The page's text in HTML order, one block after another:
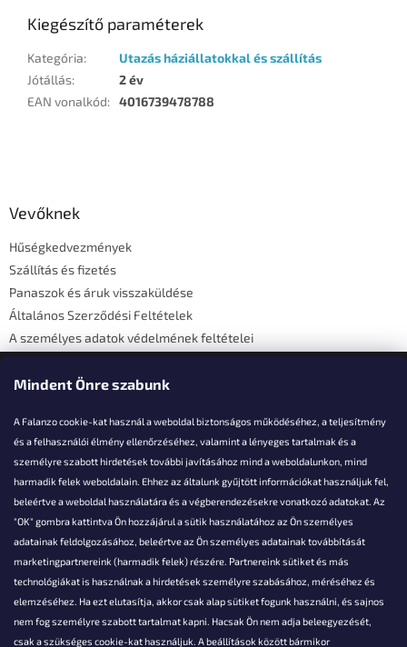
Mindent Önre szabunk
A Falanzo cookie-kat használ a weboldal biztonságos működéséhez, a teljesítmény
és a felhasználói élmény ellenőrzéséhez, valamint a lényeges tartalmak és a
személyre szabott hirdetések további javításához mind a weboldalunkon, mind
harmadik felek weboldalain. Ehhez az általunk gyűjtött információkat használjuk fel,
beleértve a weboldal használatára és a végberendezésekre vonatkozó adatokat. Az
"OK" gombra kattintva Ön hozzájárul a sütik használatához az Ön személyes
adatainak feldolgozásához, beleértve az Ön személyes adatainak továbbítását
marketingpartnereink (harmadik felek) részére. Partnereink sütiket és más
technológiákat is használnak a hirdetések személyre szabásához, méréséhez és
elemzéséhez. Ha ezt elutasítja, akkor csak alap sütiket fogunk használni, és sajnos
nem fog személyre szabott tartalmat kapni. Hacsak Ön nem adja beleegyezését,
csak a szükséges cookie-kat használjuk. A beállítások között bármikor
Kiegészítő paraméterek
Kategória:
Utazás háziállatokkal és szállítás
Jótállás:
2 év
EAN vonalkód: 4016739478788
Vevőknek
Hűségkedvezmények
Szállítás és fizetés
Panaszok és áruk visszaküldése
Általános Szerződési Feltételek
A személyes adatok védelmének feltételei
Elérhetőségi adatok
Akarsz kérdezni valamit?
info@falanzo.hu